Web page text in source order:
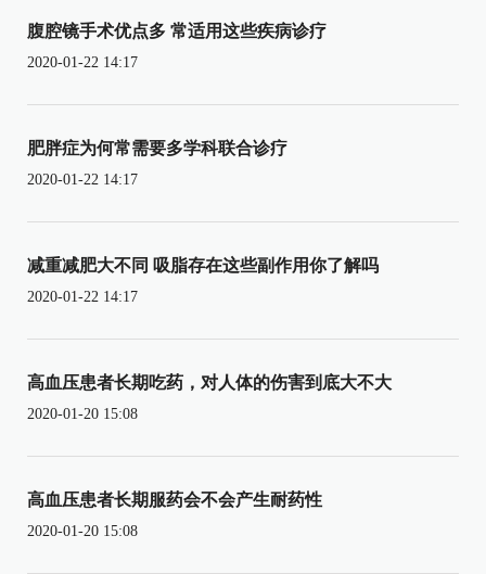
腹腔镜手术优点多 常适用这些疾病诊疗
2020-01-22 14:17
肥胖症为何常需要多学科联合诊疗
2020-01-22 14:17
减重减肥大不同 吸脂存在这些副作用你了解吗
2020-01-22 14:17
高血压患者长期吃药，对人体的伤害到底大不大
2020-01-20 15:08
高血压患者长期服药会不会产生耐药性
2020-01-20 15:08